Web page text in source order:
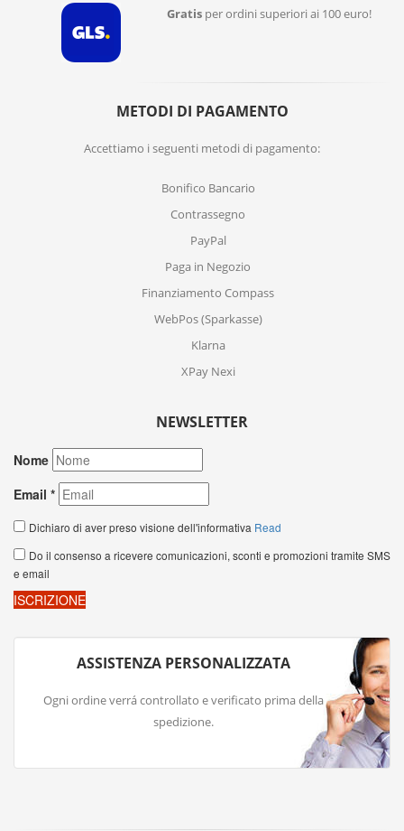
Gratis per ordini superiori ai 100 euro!
METODI DI PAGAMENTO
Accettiamo i seguenti metodi di pagamento:
Bonifico Bancario
Contrassegno
PayPal
Paga in Negozio
Finanziamento Compass
WebPos (Sparkasse)
Klarna
XPay Nexi
NEWSLETTER
ASSISTENZA PERSONALIZZATA
Ogni ordine verrá controllato e verificato prima della
spedizione.